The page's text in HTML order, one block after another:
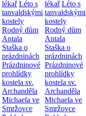
lékař Léto s
tanvaldskými
kostely
Rodný dům
Antala
Staška o
prázdninách
Prázdninové
prohlídky
kostela sv.
Archanděla
Michaela ve
Smržovce
lékař Léto s
tanvaldskými
kostely
Rodný dům
Antala
Staška o
prázdninách
Prázdninové
prohlídky
kostela sv.
Archanděla
Michaela ve
Smržovce